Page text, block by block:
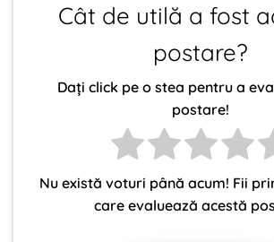
Cât de utilă a fost
postare?
Dați click pe o stea pentru a
postare!
Nu există voturi până acum! Fii
care evaluează acestă